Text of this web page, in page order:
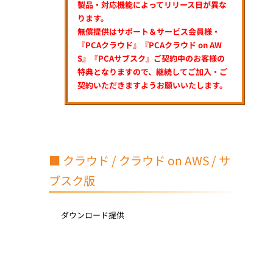
製品・対応機能によってリリース日が異な
ります。
無償提供はサポート＆サービス会員様・
『PCAクラウド』『PCAクラウド on AW
S』『PCAサブスク』ご契約中のお客様の
特典となりますので、継続してご加入・ご
契約いただきますようお願いいたします。
■ クラウド / クラウド on AWS / サ
ブスク版
ダウンロード提供